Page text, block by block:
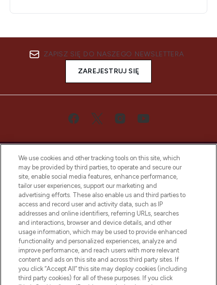
ZAPISZ SIĘ DO NASZEGO NEWSLETTERA
ZAREJESTRUJ SIĘ
Bądź pierwszą osobą, która dowie się o
najnowszych produktach, od niszowych i
uznanych marek, sezonowych trendach i
otrzyma ekskluzywne artykuły redakcyjne
z Sunday Supplement.
Zgoda na pliki cookie
Do Not Sell or Share My Personal
Information
We use cookies and other tracking tools on this site, which
may be provided by third parties, to operate and secure our
site, enable social media features, enhance performance,
tailor user experiences, support our marketing and
advertising efforts. These also enable us and third parties to
access and record user and activity data, such as IP
addresses and online identifiers, referring URLs, searches
and interactions, browser and device details, and other
usage information, which may be used to provide enhanced
functionality and personalized experiences, analyze and
improve performance, and reach users with more relevant
content and ads on this site and across third party sites. If
you click “Accept All” this site may deploy cookies (including
third party cookies) for all of these purposes. If you click